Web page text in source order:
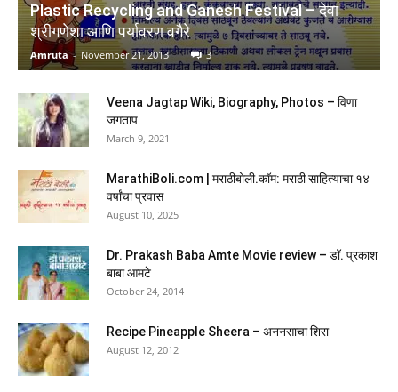
The Mountain Is You: Transforming Self-Sabotage
Into Self-Mastery (English)
(45528156 ₹267.00
Plastic Recycling and Ganesh Festival – देवा
श्रीगणेशा आणि पर्यावरण वगैरे
Amruta - November 21, 2013 3
Veena Jagtap Wiki, Biography, Photos – विणा
जगताप
March 9, 2021
MarathiBoli.com | मराठीबोली.कॉम: मराठी साहित्याचा १४
वर्षांचा प्रवास
August 10, 2025
Dr. Prakash Baba Amte Movie review – डॉ. प्रकाश
बाबा आमटे
October 24, 2014
Recipe Pineapple Sheera – अननसाचा शिरा
August 12, 2012